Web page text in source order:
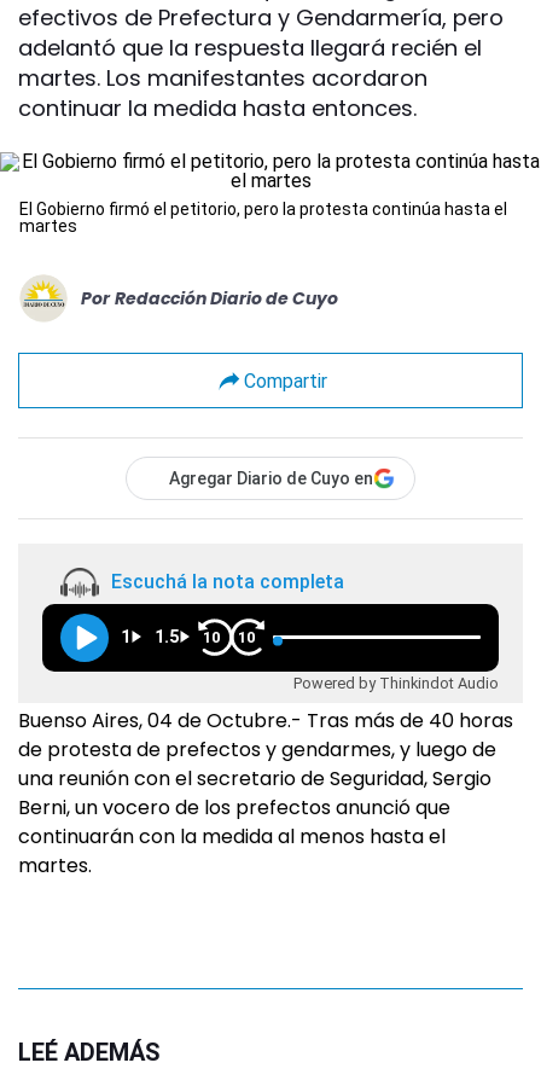
efectivos de Prefectura y Gendarmería, pero
adelantó que la respuesta llegará recién el
martes. Los manifestantes acordaron
continuar la medida hasta entonces.
El Gobierno firmó el petitorio, pero la protesta continúa hasta el
martes
Por Redacción Diario de Cuyo
Compartir
Agregar Diario de Cuyo en
Escuchá la nota completa
1 1.5 10 10
Powered by Thinkindot Audio
Buenso Aires, 04 de Octubre.- Tras más de 40 horas
de protesta de prefectos y gendarmes, y luego de
una reunión con el secretario de Seguridad, Sergio
Berni, un vocero de los prefectos anunció que
continuarán con la medida al menos hasta el
martes.
LEÉ ADEMÁS